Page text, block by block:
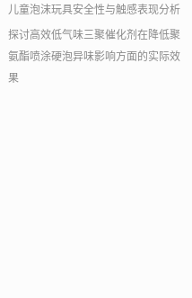
儿童泡沫玩具安全性与触感表现分析
探讨高效低气味三聚催化剂在降低聚
氨酯喷涂硬泡异味影响方面的实际效
果